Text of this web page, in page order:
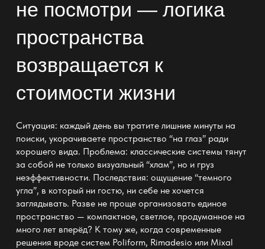
не посмотри — логика
пространства
возвращается к
стоимости жизни
Ситуация: каждый день вы тратите лишние минуты на
поиски, укорачиваете пространство “на глаз” ради
хорошего вида. Проблема: классические системы тянут
за собой не только визуальный “хлам”, но и груз
неэффективности. Последствия: ощущение “темного
угла”, в который ни гостю, ни себе не хочется
заглядывать. Разве не проще организовать единое
пространство — компактное, светлое, продуманное на
много лет вперёд? К тому же, когда современные
решения вроде систем Poliform, Rimadesio или Mixal